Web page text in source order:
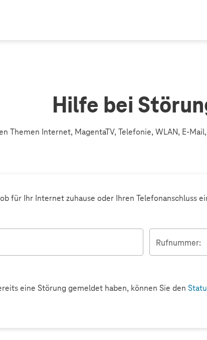
Hilfe bei
Themen Internet, MagentaTV, Telefonie, WLAN, E-
für Ihr Internet zuhause oder Ihren Telefonanschluss
Rufnummer:
eine Störung gemeldet haben, können Sie den